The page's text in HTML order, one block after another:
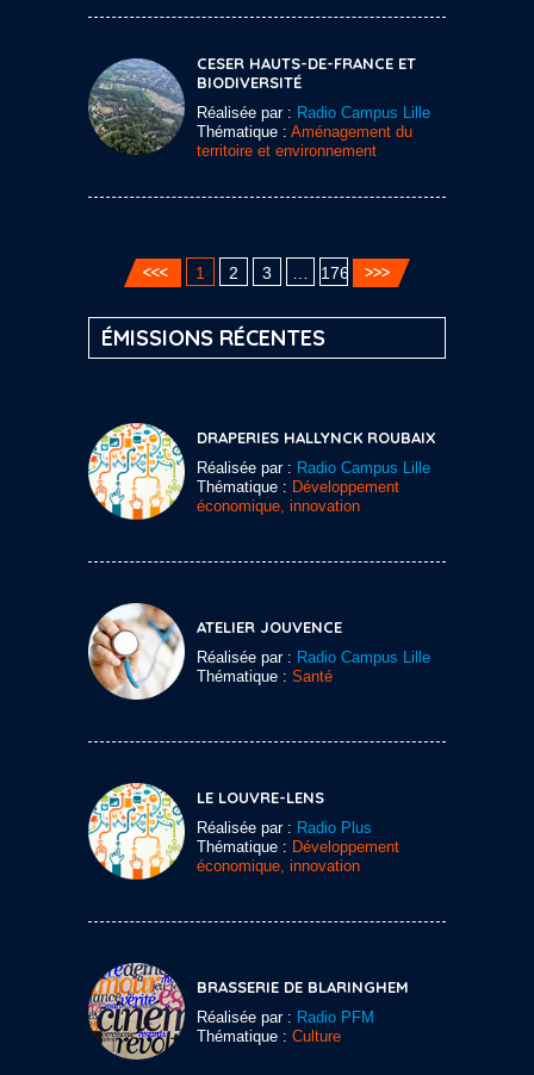
CESER HAUTS-DE-FRANCE ET
BIODIVERSITÉ
Réalisée par : Radio Campus Lille
Thématique : Aménagement du
territoire et environnement
1 2 3 176
ÉMISSIONS RÉCENTES
DRAPERIES HALLYNCK ROUBAIX
Réalisée par : Radio Campus Lille
Thématique : Développement
économique, innovation
ATELIER JOUVENCE
Réalisée par : Radio Campus Lille
Thématique : Santé
LE LOUVRE-LENS
Réalisée par : Radio Plus
Thématique : Développement
économique, innovation
BRASSERIE DE BLARINGHEM
Réalisée par : Radio PFM
Thématique : Culture